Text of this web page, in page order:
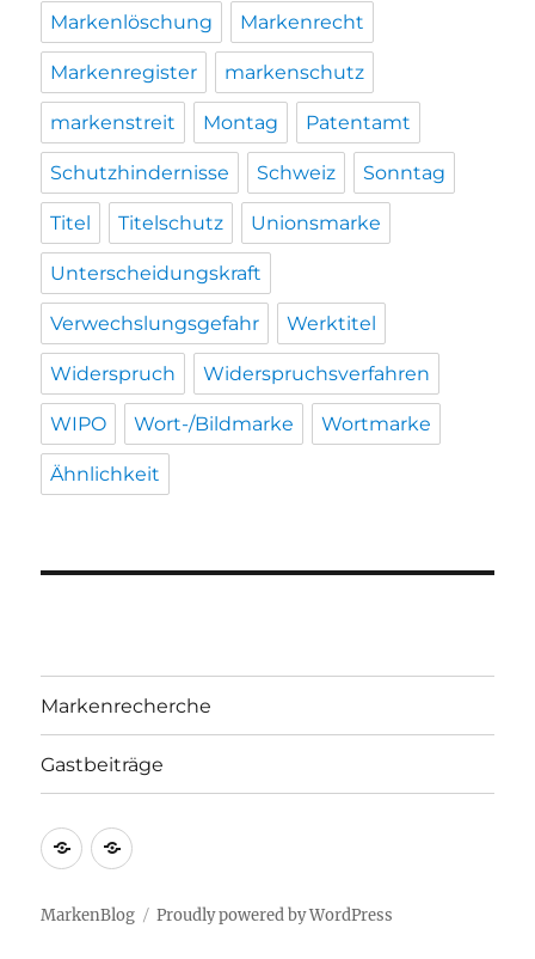
Markenlöschung Markenrecht
Markenregister markenschutz
markenstreit Montag Patentamt
Schutzhindernisse Schweiz Sonntag
Titel Titelschutz Unionsmarke
Unterscheidungskraft
Verwechslungsgefahr Werktitel
Widerspruch Widerspruchsverfahren
WIPO Wort-/Bildmarke Wortmarke
Ähnlichkeit
Markenrecherche
Gastbeiträge
Markenrecherche
Gastbeiträge
MarkenBlog Proudly powered by WordPress